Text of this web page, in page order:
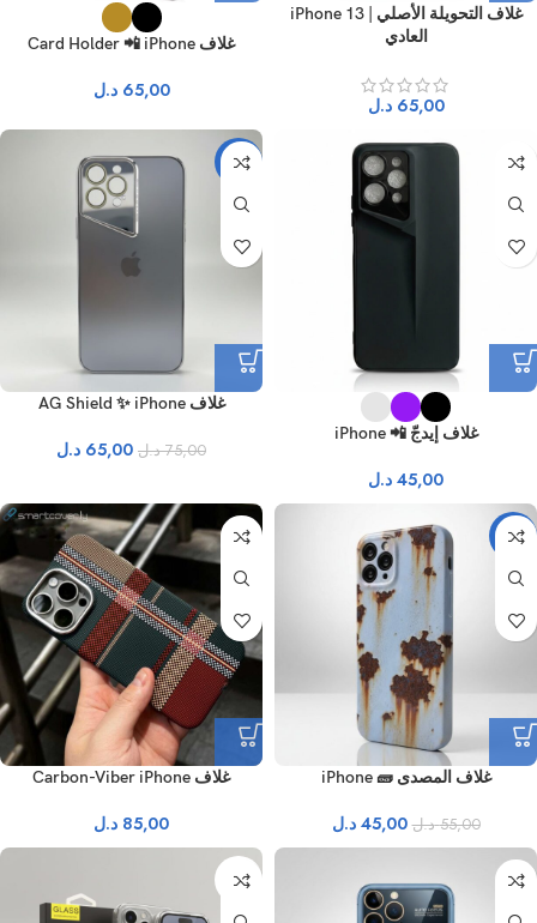
غلاف التحويلة الأصلي | iPhone 13
العادي
65,00 د.ل
غلاف Card Holder 📲 iPhone
65,00 د.ل
غلاف إيدجّ 📲 iPhone
45,00 د.ل
-13%
غلاف AG Shield ✨ iPhone
75,00 د.ل 65,00 د.ل
-18%
غلاف المصدى 🧱 iPhone
55,00 د.ل 45,00 د.ل
غلاف Carbon-Viber iPhone
85,00 د.ل
نفذ